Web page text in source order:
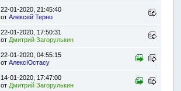
22-01-2020, 21:45:40
отАлексей Терно
22-01-2020, 17:50:31
от Дмитрий Загорулькин
22-01-2020, 04:55:15
отАлексЮстасу
14-01-2020, 17:47:00
от Дмитрий Загорулькин